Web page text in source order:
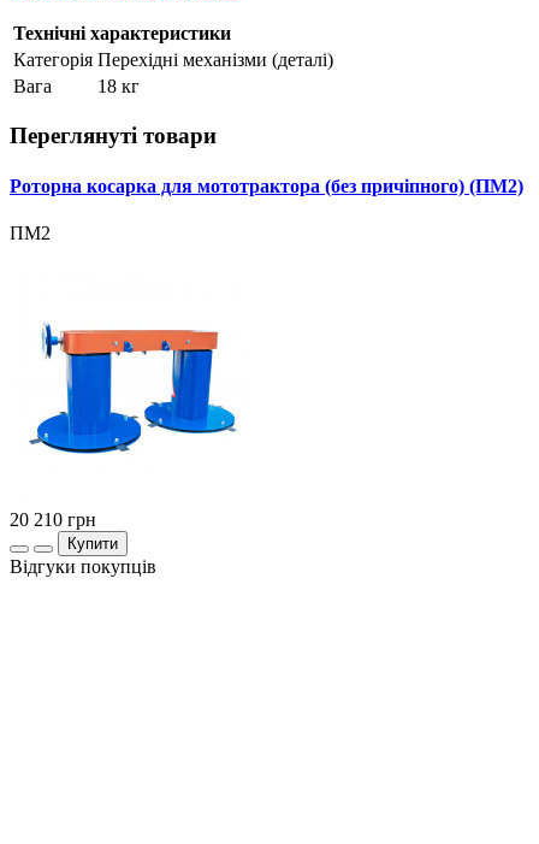
Технічні характеристики
Категорія Перехідні механізми (деталі)
Вага
18 кг
Переглянуті товари
Роторна косарка для мототрактора (без причіпного) (ПМ2)
ПМ2
20 210 грн
Купити
Відгуки покупців